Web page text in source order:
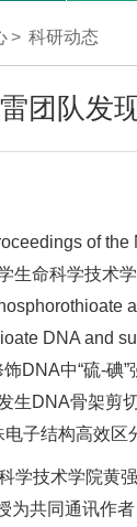
> 科研动态
雷团队发
of
生命科学技术
DNA and
DNA中“硫-碘
生DNA骨架剪
子结构高效区
学技术学院黄
为共同通讯作